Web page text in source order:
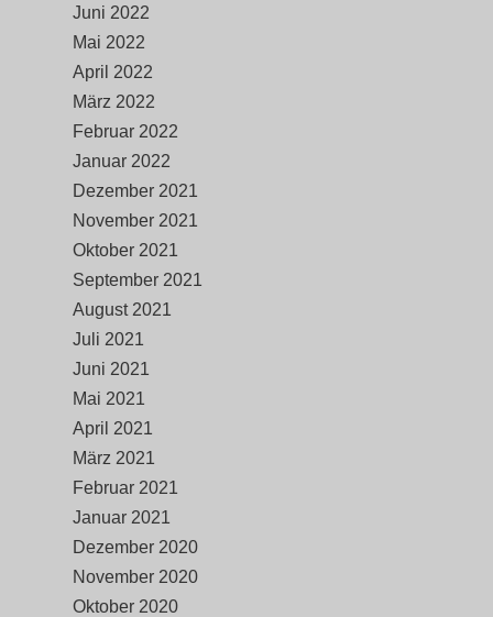
Juni 2022
Mai 2022
April 2022
März 2022
Februar 2022
Januar 2022
Dezember 2021
November 2021
Oktober 2021
September 2021
August 2021
Juli 2021
Juni 2021
Mai 2021
April 2021
März 2021
Februar 2021
Januar 2021
Dezember 2020
November 2020
Oktober 2020